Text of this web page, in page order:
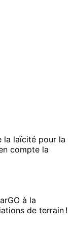
la recherche
la laïcité pour la
compte la
à la
de terrain !